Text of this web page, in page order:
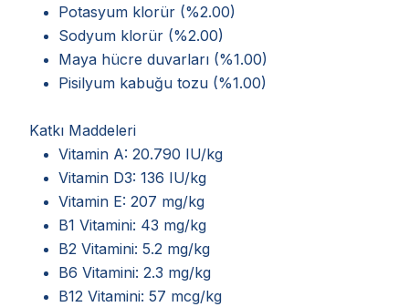
Potasyum klorür (%2.00)
Sodyum klorür (%2.00)
Maya hücre duvarları (%1.00)
Pisilyum kabuğu tozu (%1.00)
Katkı Maddeleri
Vitamin A: 20.790 IU/kg
Vitamin D3: 136 IU/kg
Vitamin E: 207 mg/kg
B1 Vitamini: 43 mg/kg
B2 Vitamini: 5.2 mg/kg
B6 Vitamini: 2.3 mg/kg
B12 Vitamini: 57 mcg/kg